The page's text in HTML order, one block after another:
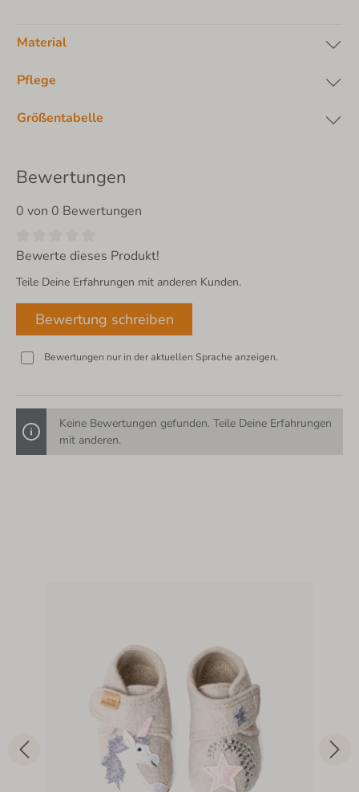
Material
Pflege
Größentabelle
Bewertungen
0 von 0 Bewertungen
Bewerte dieses Produkt!
Teile Deine Erfahrungen mit anderen Kunden.
Bewertung schreiben
Bewertungen nur in der aktuellen Sprache anzeigen.
Keine Bewertungen gefunden. Teile Deine Erfahrungen
mit anderen.